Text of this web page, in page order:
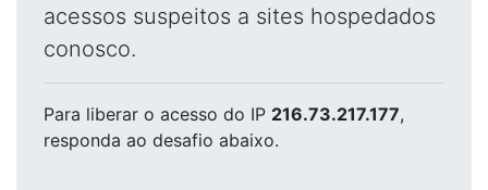
acessos suspeitos a sites hospedados
conosco.
Para liberar o acesso do IP 216.73.217.177,
responda ao desafio abaixo.